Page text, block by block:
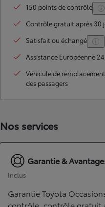
150 points de contrôle
Contrôle gratuit après 30
Satisfait ou échangé
Assistance Européenne
Véhicule de
des passagers
Nos services
Garantie &
Inclus
Garantie Toyota